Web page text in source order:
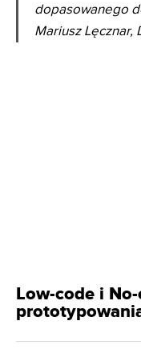
dopasowanego
Mariusz Lęcznar,
Low-code i